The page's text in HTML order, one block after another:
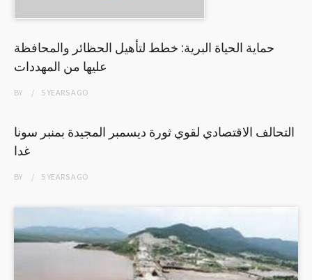
حماية الحياة البرية: خطط لتأهيل الحظائر والمحافظة
عليها من المهددات
BY 5 YEARSAGO
التحالف الاقتصادي لقوي ثورة ديسمبر المجيدة بمنبر سونا
غدا
BY 5 YEARSAGO